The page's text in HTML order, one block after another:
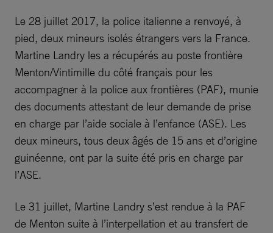
Le 28 juillet 2017, la police italienne a renvoyé, à
pied, deux mineurs isolés étrangers vers la France.
Martine Landry les a récupérés au poste frontière
Menton/Vintimille du côté français pour les
accompagner à la police aux frontières (PAF), munie
des documents attestant de leur demande de prise
en charge par l’aide sociale à l’enfance (ASE). Les
deux mineurs, tous deux âgés de 15 ans et d’origine
guinéenne, ont par la suite été pris en charge par
l’ASE.
Le 31 juillet, Martine Landry s’est rendue à la PAF
de Menton suite à l’interpellation et au transfert de